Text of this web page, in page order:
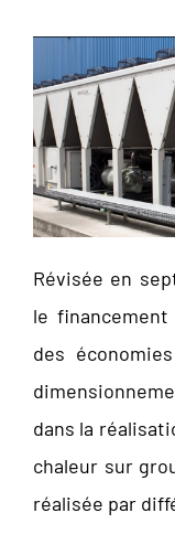
Révisée en
le
des
dans la
chaleur sur
réalisée par